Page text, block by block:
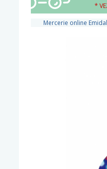
*
Mercerie online